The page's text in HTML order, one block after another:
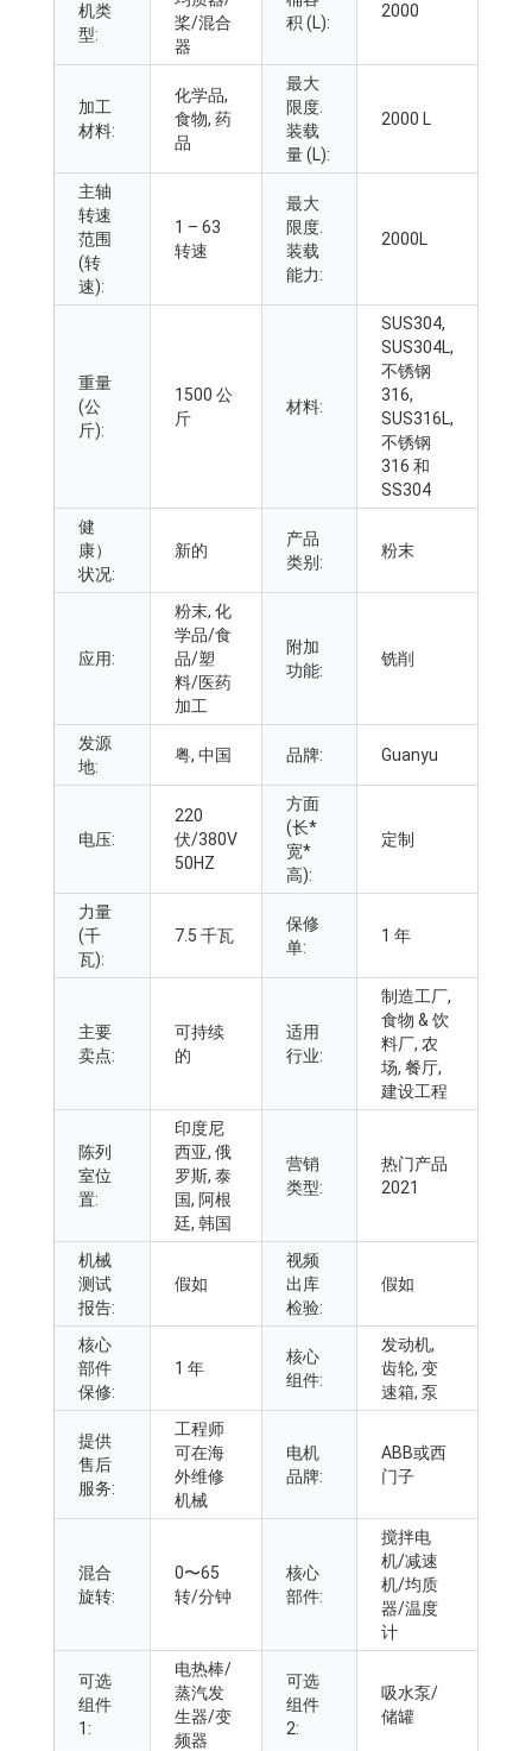
机类
型:
桨/混合
器
积 (L):
2000
加工
材料:
化学品,
食物, 药
品
最大
限度.
装载
量 (L):
2000 L
主轴
转速
范围
(转
速):
1 – 63
转速
最大
限度.
装载
能力:
2000L
重量
(公
斤):
1500 公
斤
材料:
SUS304,
SUS304L,
不锈钢
316,
SUS316L,
不锈钢
316 和
SS304
健
康）
状况:
新的
产品
类别:
粉末
应用:
粉末, 化
学品/食
品/塑
料/医药
加工
附加
功能:
铣削
发源
地:
粤, 中国 品牌: Guanyu
电压:
220
伏/380V
50HZ
方面
(长*
宽*
高):
定制
力量
(千
瓦):
7.5 千瓦
保修
单:
1 年
主要
卖点:
可持续
的
适用
行业:
制造工厂,
食物 & 饮
料厂, 农
场, 餐厅,
建设工程
陈列
室位
置:
印度尼
西亚, 俄
罗斯, 泰
国, 阿根
廷, 韩国
营销
类型:
热门产品
2021
机械
测试
报告:
假如
视频
出库
检验:
假如
核心
部件
保修:
1 年
核心
组件:
发动机,
齿轮, 变
速箱, 泵
提供
售后
服务:
工程师
可在海
外维修
机械
电机
品牌:
ABB或西
门子
混合
旋转:
0〜65
转/分钟
核心
部件:
搅拌电
机/减速
机/均质
器/温度
计
可选
组件
1:
电热棒/
蒸汽发
生器/变
频器
可选
组件
2:
吸水泵/
储罐